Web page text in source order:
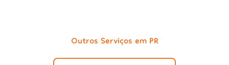
Outros Serviços em PR